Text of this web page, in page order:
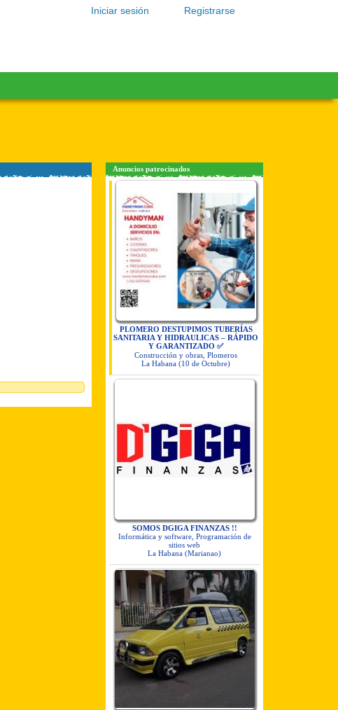
Registrarse
Iniciar sesión
Anuncios patrocinados
PLOMERO DESTUPIMOS TUBERÍAS
SANITARIA Y HIDRAULICAS – RÁPIDO
Y GARANTIZADO ✅
Construcción y obras, Plomeros
La Habana (10 de Octubre)
SOMOS DGIGA FINANZAS !!
Informática y software, Programación de
sitios web
La Habana (Marianao)